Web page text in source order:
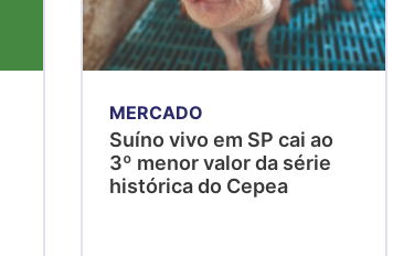
MERCADO
Suíno vivo em SP cai ao
3º menor valor da série
histórica do Cepea